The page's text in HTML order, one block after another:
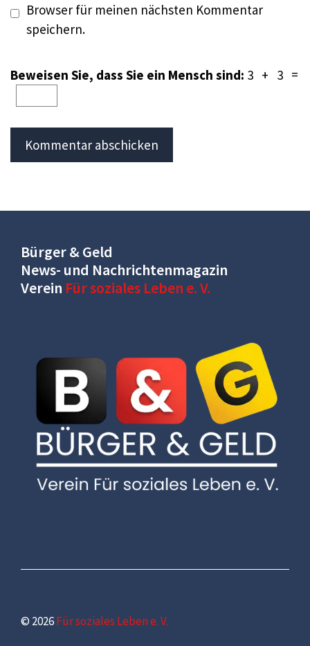
Browser für meinen nächsten Kommentar
speichern.
Beweisen Sie, dass Sie ein Mensch sind: 3 + 3 =
Bürger & Geld
News- und Nachrichtenmagazin
Verein Für soziales Leben e. V.
© 2026Für soziales Leben e. V.